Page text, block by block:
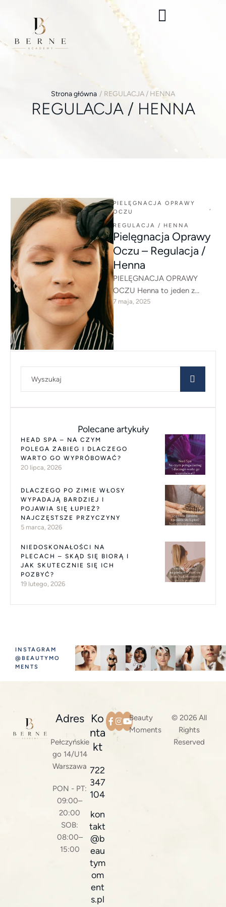
Strona główna / REGULACJA / HENNA
REGULACJA / HENNA
PIELĘGNACJA OPRAWY
OCZU
REGULACJA / HENNA
Pielęgnacja Oprawy
Oczu – Regulacja /
Henna
PIELĘGNACJA OPRAWY
OCZU Henna to jeden z
najstarszych kosmetyków
świata, który do dziś cieszy
się niesłabnącą popularnością.
Zabieg …
7 maja, 2025
Polecane artykuły
HEAD SPA – NA CZYM
POLEGA ZABIEG I DLACZEGO
WARTO GO WYPRÓBOWAĆ?
20 lipca, 2026
DLACZEGO PO ZIMIE WŁOSY
WYPADAJĄ BARDZIEJ I
POJAWIA SIĘ ŁUPIEŻ?
NAJCZĘSTSZE PRZYCZYNY
5 marca, 2026
NIEDOSKONAŁOŚCI NA
PLECACH – SKĄD SIĘ BIORĄ I
JAK SKUTECZNIE SIĘ ICH
POZBYĆ?
19 lutego, 2026
INSTAGRAM
@BEAUTYMO
MENTS
Adres
Pełczyńskie
go 14/U14
Warszawa
PON - PT:
09:00–
20:00
SOB:
08:00–
15:00
Ko
nta
kt
722
347
104
kon
takt
@b
eau
tym
om
ent
s.pl
Beauty
Moments
© 2026 All
Rights
Reserved